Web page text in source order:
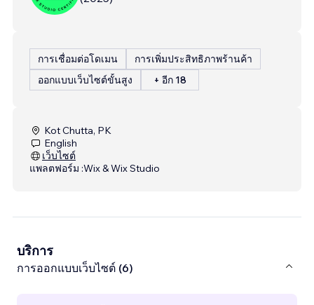
การเชื่อมต่อโดเมน
การเพิ่มประสิทธิภาพร้านค้า
ออกแบบเว็บไซต์ขั้นสูง
+ อีก 18
Kot Chutta, PK
English
เว็บไซต์
แพลตฟอร์ม :Wix & Wix Studio
บริการ
การออกแบบเว็บไซต์ (6)